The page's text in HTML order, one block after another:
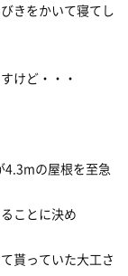
きをかいて寝てし
けど・・・
4.3mの屋根を至急
ことに決め
貰っていた大工さ